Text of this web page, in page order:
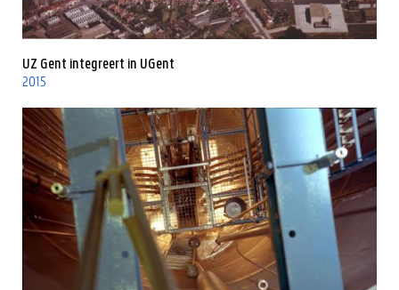
UZ Gent integreert in UGent
2015